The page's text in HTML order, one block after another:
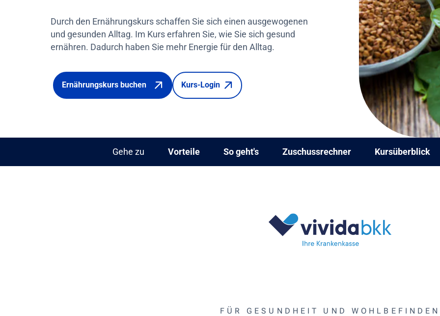
Durch den Ernährungskurs schaffen Sie sich einen ausgewogenen
und gesunden Alltag. Im Kurs erfahren Sie, wie Sie sich gesund
ernähren. Dadurch haben Sie mehr Energie für den Alltag.
Ernährungskurs buchen Kurs-Login
Gehe zu Vorteile So geht's Zuschussrechner Kursüberblick
FÜR GESUNDHEIT UND WOHLBEFINDEN